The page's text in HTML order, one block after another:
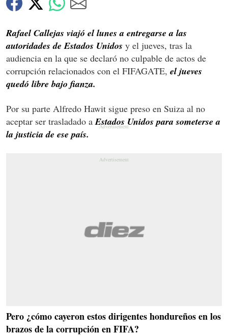
Rafael Callejas viajó el lunes a entregarse a las
autoridades de Estados Unidos y el jueves, tras la
audiencia en la que se declaró no culpable de actos de
corrupción relacionados con el FIFAGATE, el jueves
quedó libre bajo fianza.
Por su parte Alfredo Hawit sigue preso en Suiza al no
aceptar ser trasladado a Estados Unidos para someterse a
la justicia de ese país.
Pero ¿cómo cayeron estos dirigentes hondureños en los
brazos de la corrupción en FIFA?